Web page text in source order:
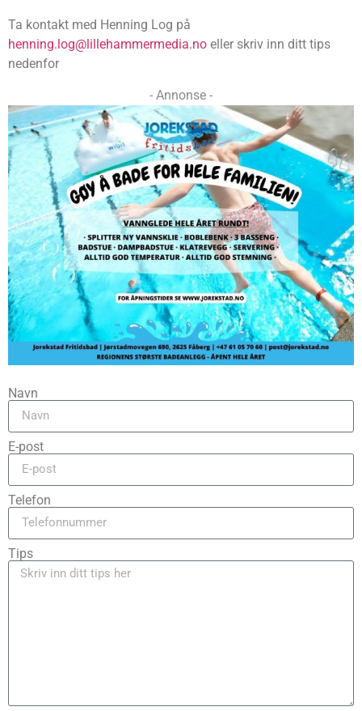
Ta kontakt med Henning Log på
henning.log@lillehammermedia.no eller skriv inn ditt tips
nedenfor
- Annonse -
Navn
E-post
Telefon
Tips